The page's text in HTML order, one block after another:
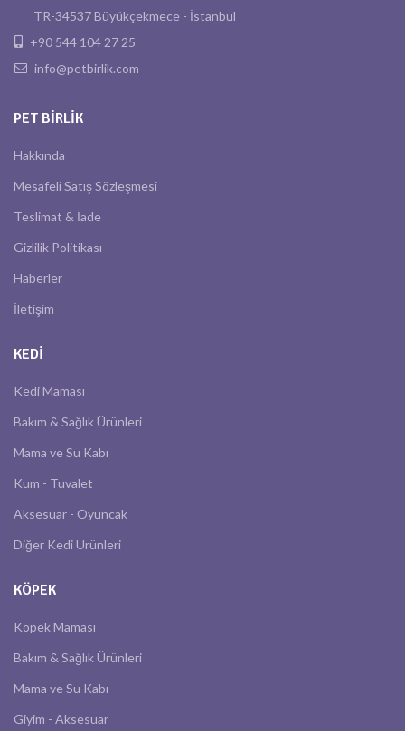
TR-34537 Büyükçekmece - İstanbul
+90 544 104 27 25
info@petbirlik.com
PET BIRLIK
Hakkında
Mesafeli Satış Sözleşmesi
Teslimat & İade
Gizlilik Politikası
Haberler
İletişim
KEDI
Kedi Maması
Bakım & Sağlık Ürünleri
Mama ve Su Kabı
Kum - Tuvalet
Aksesuar - Oyuncak
Diğer Kedi Ürünleri
KÖPEK
Köpek Maması
Bakım & Sağlık Ürünleri
Mama ve Su Kabı
Giyim - Aksesuar